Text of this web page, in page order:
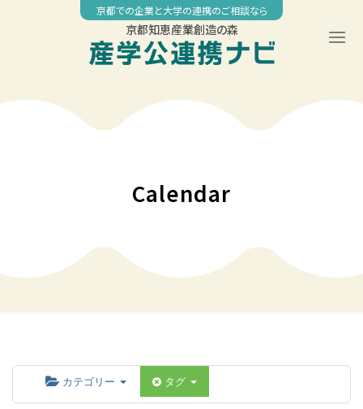
京都での企業と大学の連携のご相談なら
京都知恵産業創造の森
Calendar
カテゴリー タグ
04:00